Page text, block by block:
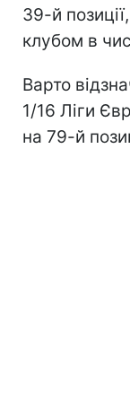
39-й
клубом в
Варто
1/16 Ліги
на 79-й